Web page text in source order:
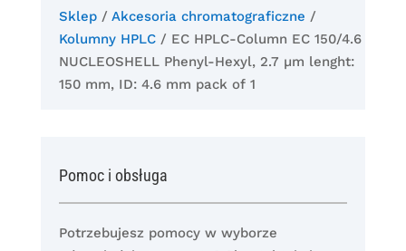
Sklep/ Akcesoria chromatograficzne /
Kolumny HPLC/ EC HPLC-Column EC 150/4.6
NUCLEOSHELL Phenyl-Hexyl, 2.7 µm lenght:
150 mm, ID: 4.6 mm pack of 1
Pomoc i obsługa
Potrzebujesz pomocy w wyborze